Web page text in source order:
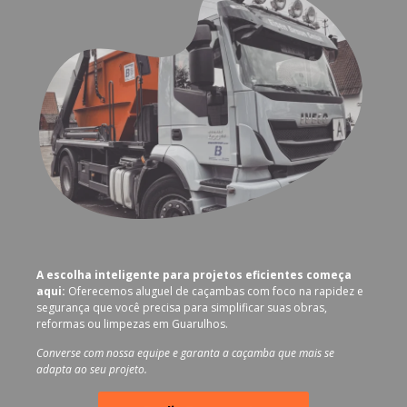
A escolha inteligente para projetos eficientes começa
aqui: Oferecemos aluguel de caçambas com foco na rapidez e
segurança que você precisa para simplificar suas obras,
reformas ou limpezas em Guarulhos.
Converse com nossa equipe e garanta a caçamba que mais se
adapta ao seu projeto.